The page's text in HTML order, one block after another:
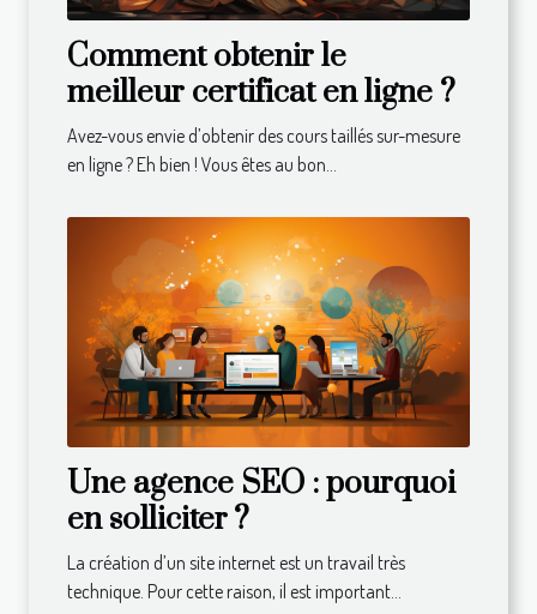
Comment obtenir le
meilleur certificat en ligne ?
Avez-vous envie d’obtenir des cours taillés sur-mesure
en ligne ? Eh bien ! Vous êtes au bon...
Une agence SEO : pourquoi
en solliciter ?
La création d’un site internet est un travail très
technique. Pour cette raison, il est important...